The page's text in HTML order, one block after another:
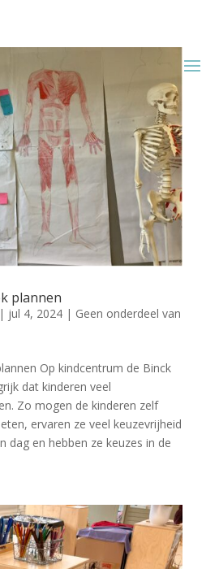
plannen
| jul 4, 2024| Geen onderdeel van
Op kindcentrum de Binck
dat kinderen veel
Zo mogen de kinderen zelf
ervaren ze veel keuzevrijheid
dag en hebben ze keuzes in de